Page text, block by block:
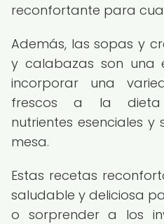
reconfortante para
Además, las sopas y
y calabazas son una
incorporar una
frescos a la dieta
nutrientes esenciales
mesa.
Estas recetas
saludable y deliciosa
o sorprender a los